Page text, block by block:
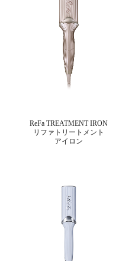
ReFa TREATMENT IRON
リファトリートメント
アイロン